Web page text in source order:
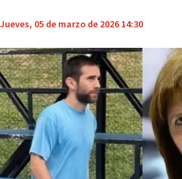
Jueves, 05 de marzo de 2026 14:30